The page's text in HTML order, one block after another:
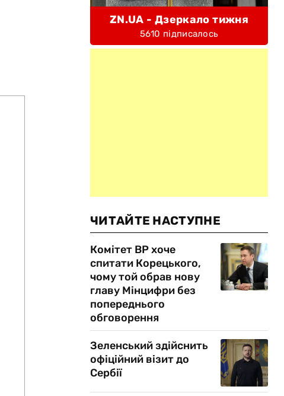
ZN.UA - Дзеркало тижня
5610 підписалось
ЧИТАЙТЕ НАСТУПНЕ
Комітет ВР хоче
спитати Корецького,
чому той обрав нову
главу Мінцифри без
попереднього
обговорення
Зеленський здійснить
офіційний візит до
Сербії